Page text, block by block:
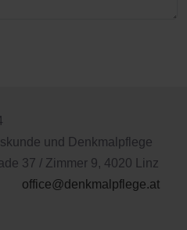
und Denkmalpflege
37 / Zimmer 9, 4020 Linz
office@denkmalpflege.at